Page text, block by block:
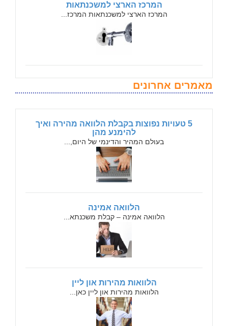
המרכז הארצי למשכנתאות
המרכז הארצי למשכנתאות המרכז...
מאמרים אחרונים
5 טעויות נפוצות בקבלת הלוואה מהירה ואיך
להימנע מהן
בעולם המהיר והדינמי של היום,...
הלוואה אמינה
הלוואה אמינה – קבלת משכנתא...
הלוואות מהירות און ליין
הלוואות מהירות און ליין כאן...